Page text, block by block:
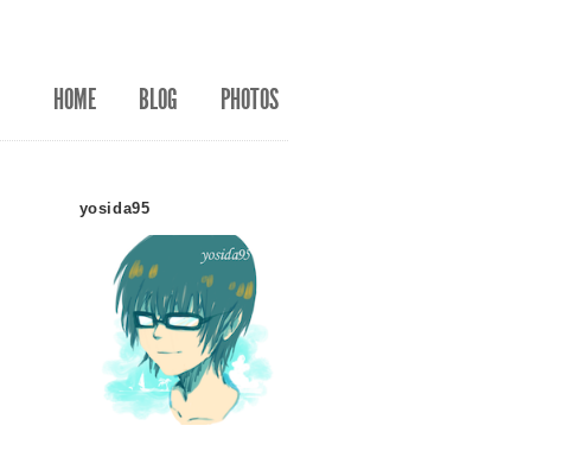
HOME BLOG PHOTOS
yosida95